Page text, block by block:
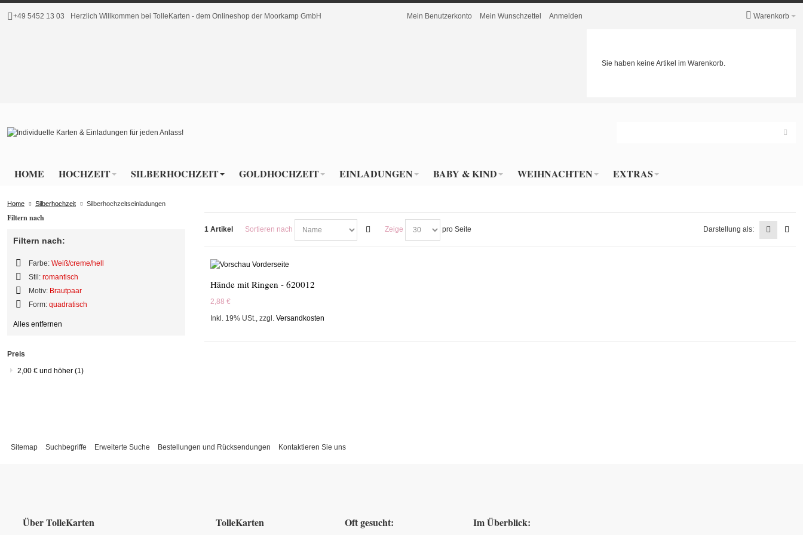
+49 5452 13 03 Herzlich Willkommen bei TolleKarten - dem Onlineshop der Moorkamp GmbH Warenkorb
Sie haben keine Artikel im Warenkorb.
Mein Benutzerkonto Mein Wunschzettel Anmelden
HOME HOCHZEIT SILBERHOCHZEIT GOLDHOCHZEIT EINLADUNGEN BABY & KIND WEIHNACHTEN EXTRAS
Home Silberhochzeit Silberhochzeitseinladungen
1 Artikel Sortieren nach Zeige pro Seite Darstellung als:
Hände mit Ringen - 620012
2,88 €
Inkl. 19% USt.
zzgl. Versandkosten
Filtern nach
Filtern nach:
Farbe: Weiß/creme/hell
Diesen
Artikel
entfernen
Stil: romantisch
Diesen
Artikel
entfernen
Motiv: Brautpaar
Diesen
entfernen
Form: quadratisch
Artikel
Alles entfernen
Preis
2,00 € und höher (1)
Sitemap Suchbegriffe Erweiterte Suche Bestellungen und Rücksendungen Kontaktieren Sie uns
Über TolleKarten TolleKarten Oft gesucht: Im Überblick: